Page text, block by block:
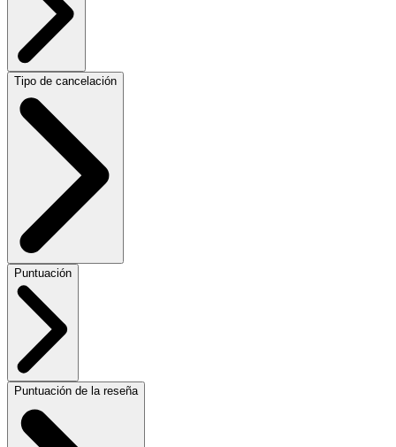
Tipo de cancelación
Puntuación
Puntuación de la reseña